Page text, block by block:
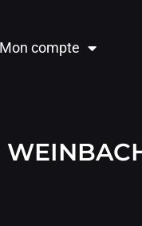
Mon compte